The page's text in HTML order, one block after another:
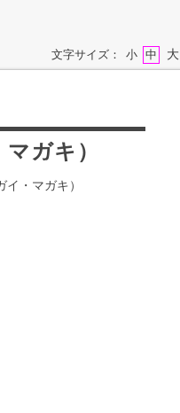
文字サイズ： 小 中 大
ガキ）
・マガキ）